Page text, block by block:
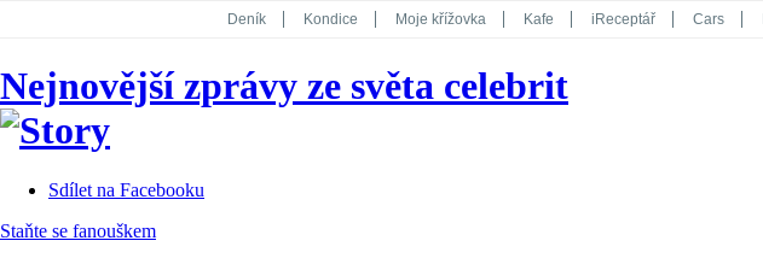
Deník Kondice Moje křížovka Kafe iReceptář Cars
Koktejl
Nejnovější zprávy ze světa celebrit
Sdílet na Facebooku
Staňte se fanouškem